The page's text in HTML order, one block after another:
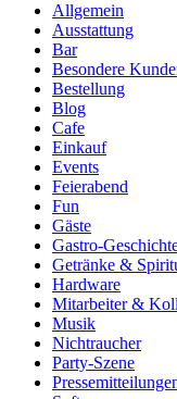
Allgemein
Ausstattung
Bar
Besondere
Bestellung
Blog
Cafe
Einkauf
Events
Feierabend
Fun
Gäste
Gastro-
Getränke &
Hardware
Mitarbeiter &
Musik
Nichtraucher
Party-Szene